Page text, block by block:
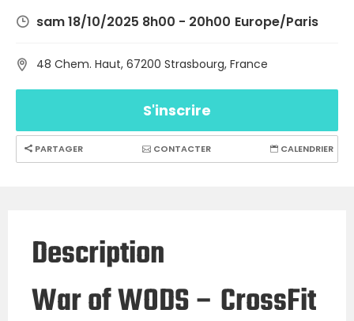
Codes
Promo sam 18/10/2025 8h00 - 20h00 Europe/Paris
48 Chem. Haut, 67200 Strasbourg, France
S'inscrire
PARTAGER CONTACTER CALENDRIER
Description
War of WODS – CrossFit